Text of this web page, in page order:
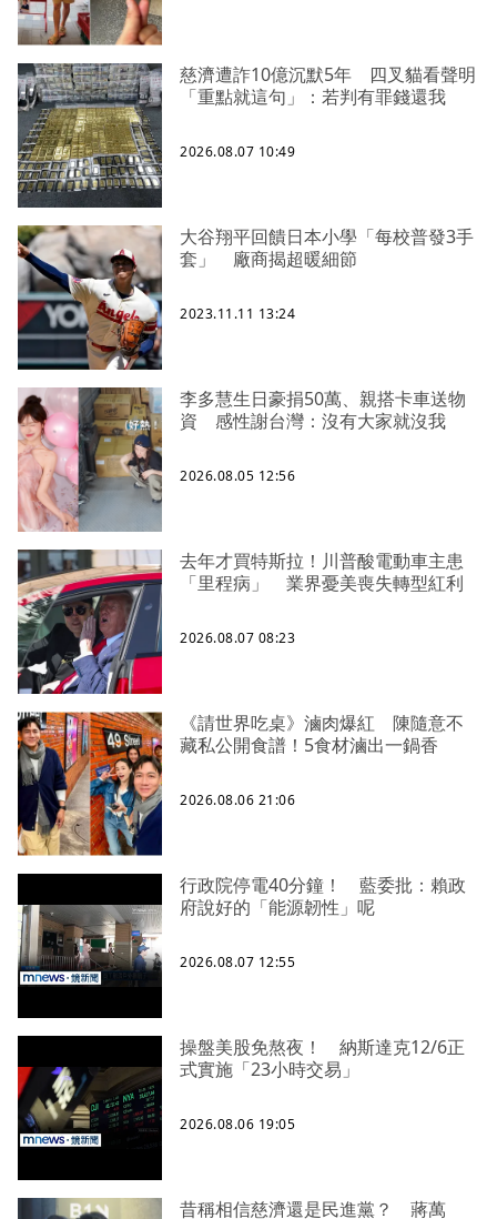
慈濟遭詐10億沉默5年 四叉貓看聲明
「重點就這句」：若判有罪錢還我
2026.08.07 10:49
大谷翔平回饋日本小學「每校普發3手
套」 廠商揭超暖細節
2023.11.11 13:24
李多慧生日豪捐50萬、親搭卡車送物
資 感性謝台灣：沒有大家就沒我
2026.08.05 12:56
去年才買特斯拉！川普酸電動車主患
「里程病」 業界憂美喪失轉型紅利
2026.08.07 08:23
《請世界吃桌》滷肉爆紅 陳隨意不
藏私公開食譜！5食材滷出一鍋香
2026.08.06 21:06
行政院停電40分鐘！ 藍委批：賴政
府說好的「能源韌性」呢
2026.08.07 12:55
操盤美股免熬夜！ 納斯達克12/6正
式實施「23小時交易」
2026.08.06 19:05
昔稱相信慈濟還是民進黨？ 蔣萬